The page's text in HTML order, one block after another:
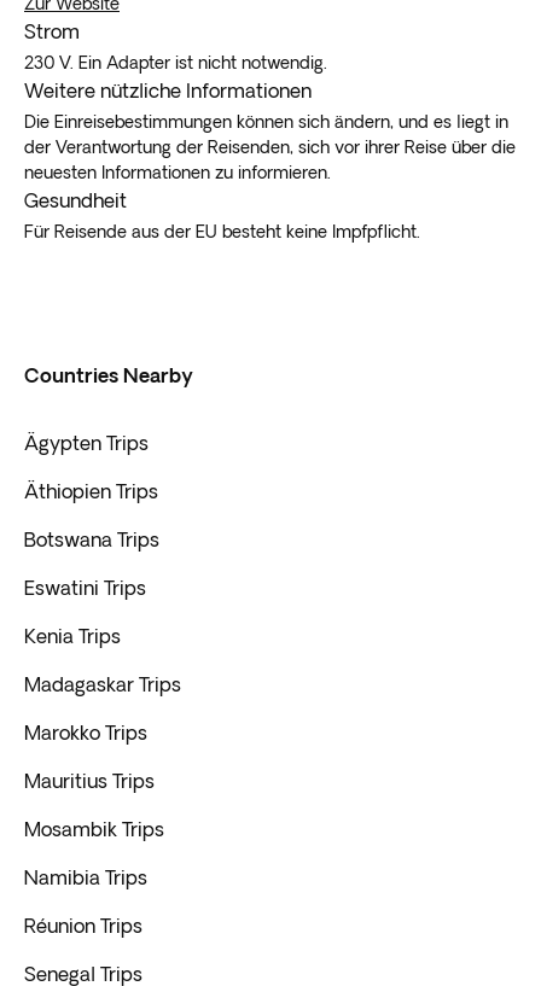
Strom
230 V. Ein Adapter ist nicht notwendig.
Weitere nützliche Informationen
Die Einreisebestimmungen können sich ändern, und es liegt in
der Verantwortung der Reisenden, sich vor ihrer Reise über die
neuesten Informationen zu informieren.
Gesundheit
Für Reisende aus der EU besteht keine Impfpflicht.
Countries Nearby
Ägypten Trips
Äthiopien Trips
Botswana Trips
Eswatini Trips
Kenia Trips
Madagaskar Trips
Marokko Trips
Mauritius Trips
Mosambik Trips
Namibia Trips
Réunion Trips
Senegal Trips